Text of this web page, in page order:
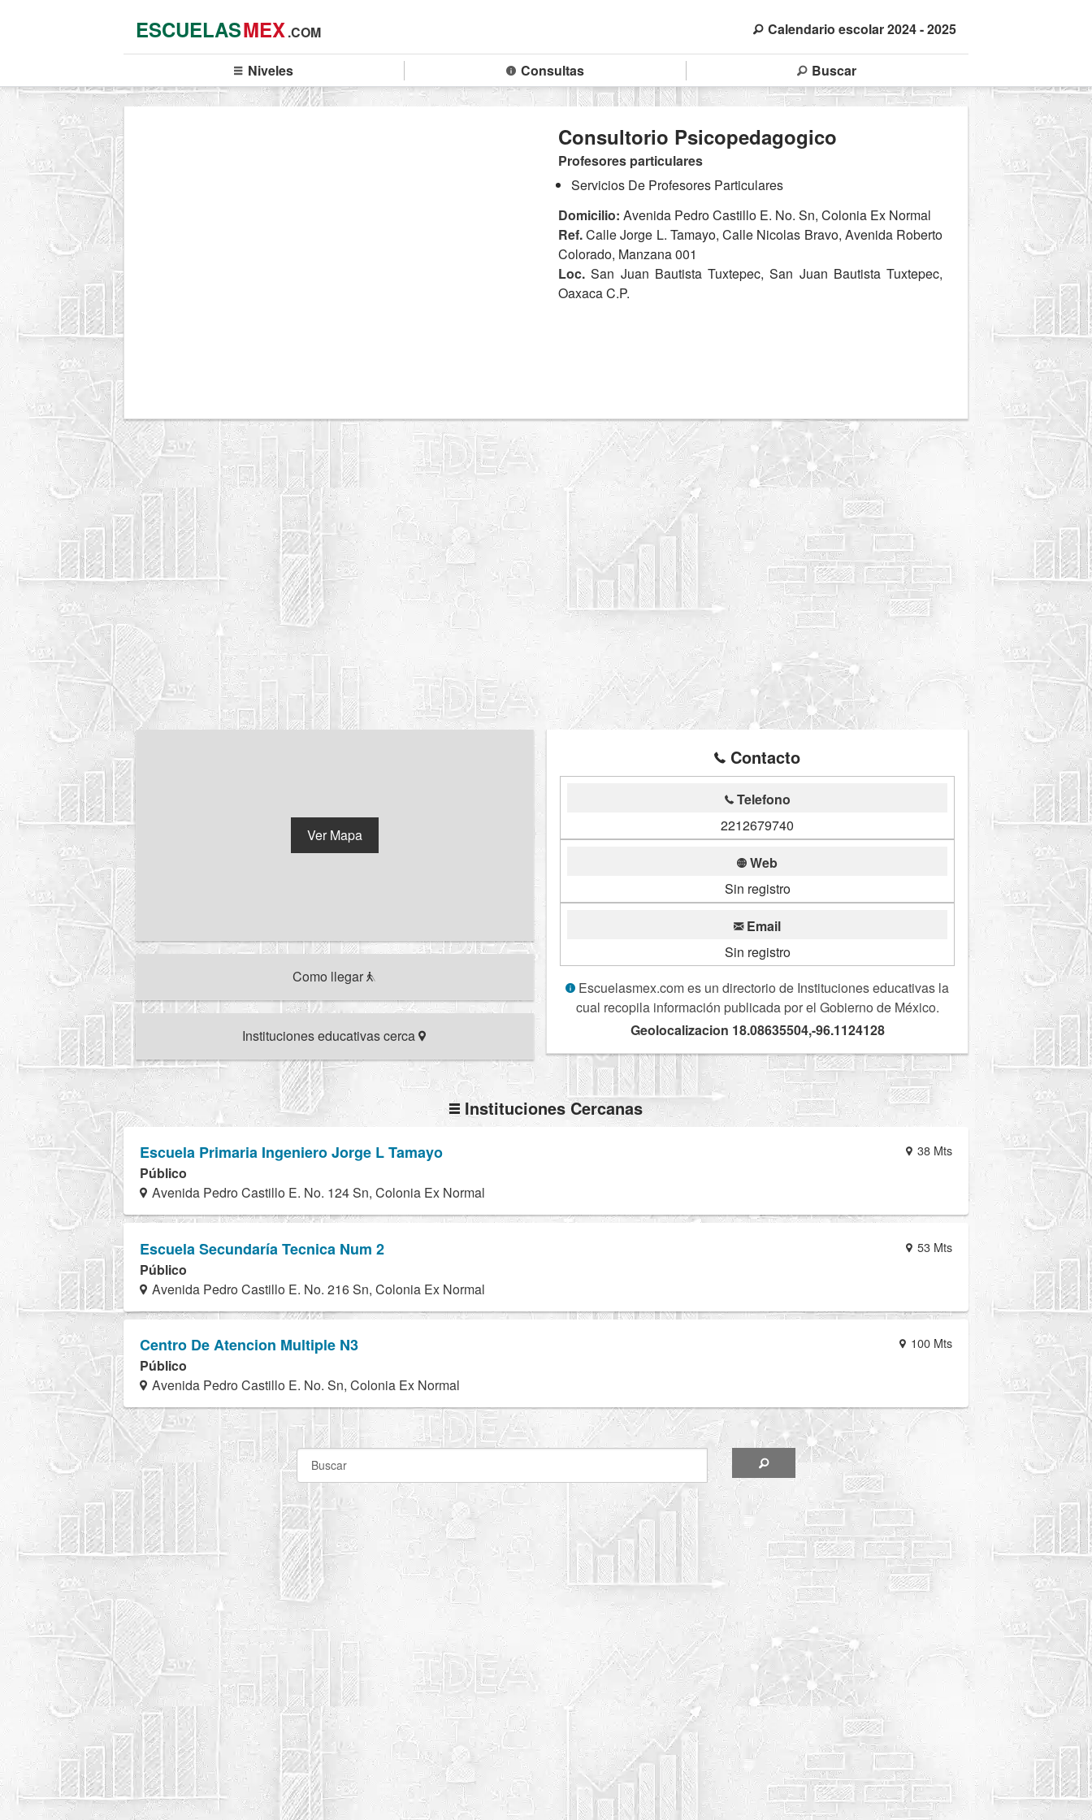
ESCUELASMEX.COM Calendario escolar 2024 - 2025
Niveles Consultas Buscar
Consultorio Psicopedagogico
Profesores particulares
Servicios De Profesores Particulares
Domicilio: Avenida Pedro Castillo E. No. Sn, Colonia Ex Normal
Ref.Calle Jorge L. Tamayo, Calle Nicolas Bravo, Avenida Roberto
Colorado, Manzana 001
Loc. San Juan Bautista Tuxtepec, San Juan Bautista Tuxtepec,
Oaxaca C.P.
Ver Mapa
Como llegar
Instituciones educativas cerca
Contacto
Telefono
2212679740
Web
Sin registro
Email
Sin registro
Escuelasmex.com es un directorio de Instituciones educativas la
cual recopila información publicada por el Gobierno de México.
Geolocalizacion 18.08635504,-96.1124128
Instituciones Cercanas
38 Mts
Escuela Primaria Ingeniero Jorge L Tamayo
Público
Avenida Pedro Castillo E. No. 124 Sn, Colonia Ex Normal
53 Mts
Escuela Secundaría Tecnica Num 2
Público
Avenida Pedro Castillo E. No. 216 Sn, Colonia Ex Normal
100 Mts
Centro De Atencion Multiple N3
Público
Avenida Pedro Castillo E. No. Sn, Colonia Ex Normal